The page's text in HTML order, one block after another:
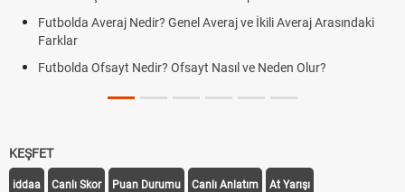
Futbolda Averaj Nedir? Genel Averaj ve İkili Averaj Arasındaki
Farklar
Futbolda Ofsayt Nedir? Ofsayt Nasıl ve Neden Olur?
KEŞFET
iddaa Canlı Skor Puan Durumu Canlı Anlatım At Yarışı